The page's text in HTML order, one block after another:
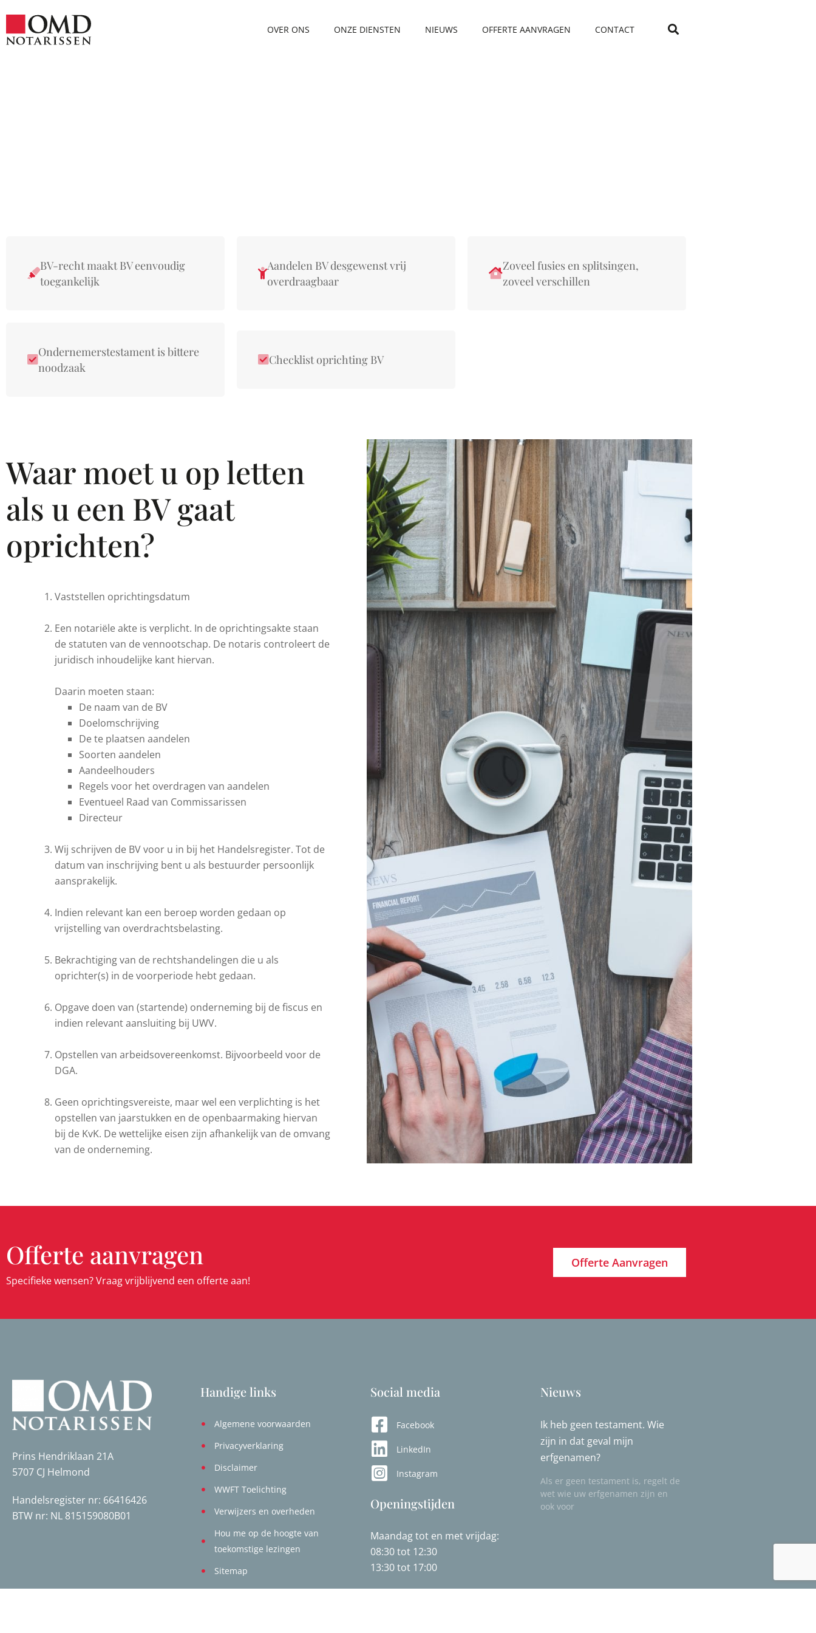
OVER ONS ONZE DIENSTEN NIEUWS OFFERTE AANVRAGEN CONTACT
BV-recht maakt BV eenvoudig
toegankelijk
Aandelen BV desgewenst vrij
overdraagbaar
Zoveel fusies en splitsingen,
zoveel verschillen
Ondernemerstestament is bittere
noodzaak
Checklist oprichting BV
Waar moet u op letten
als u een BV gaat
oprichten?
Vaststellen oprichtingsdatum
Een notariële akte is verplicht. In de oprichtingsakte staan
de statuten van de vennootschap. De notaris controleert de
juridisch inhoudelijke kant hiervan.
Daarin moeten staan:
De naam van de BV
Doelomschrijving
De te plaatsen aandelen
Soorten aandelen
Aandeelhouders
Regels voor het overdragen van aandelen
Eventueel Raad van Commissarissen
Directeur
Wij schrijven de BV voor u in bij het Handelsregister. Tot de
datum van inschrijving bent u als bestuurder persoonlijk
aansprakelijk.
Indien relevant kan een beroep worden gedaan op
vrijstelling van overdrachtsbelasting.
Bekrachtiging van de rechtshandelingen die u als
oprichter(s) in de voorperiode hebt gedaan.
Opgave doen van (startende) onderneming bij de fiscus en
indien relevant aansluiting bij UWV.
Opstellen van arbeidsovereenkomst. Bijvoorbeeld voor de
DGA.
Geen oprichtingsvereiste, maar wel een verplichting is het
opstellen van jaarstukken en de openbaarmaking hiervan
bij de KvK. De wettelijke eisen zijn afhankelijk van de omvang
van de onderneming.
Offerte aanvragen
Specifieke wensen? Vraag vrijblijvend een offerte aan!
Offerte Aanvragen
Prins Hendriklaan 21A
5707 CJ Helmond
Handelsregister nr: 66416426
BTW nr: NL 815159080B01
Handige links
Algemene voorwaarden
Privacyverklaring
Disclaimer
WWFT Toelichting
Verwijzers en overheden
Hou me op de hoogte van
toekomstige lezingen
Sitemap
Social media
Facebook
LinkedIn
Instagram
Openingstijden
Maandag tot en met vrijdag:
08:30 tot 12:30
13:30 tot 17:00
Nieuws
Ik heb geen testament. Wie
zijn in dat geval mijn
erfgenamen?
Als er geen testament is, regelt de
wet wie uw erfgenamen zijn en
ook voor